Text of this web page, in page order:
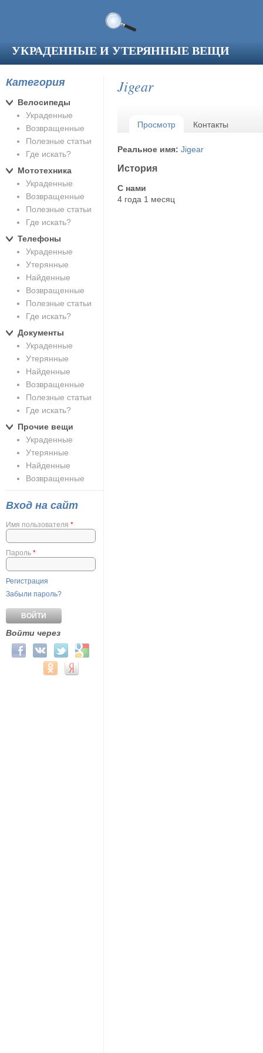
УКРАДЕННЫЕ И УТЕРЯННЫЕ ВЕЩИ
Jigear
Главные вкладки
Просмотр (активная вкладка)
Контакты
Реальное имя: Jigear
История
С нами
4 года 1 месяц
Категория
Велосипеды
Украденные
Возвращенные
Полезные статьи
Где искать?
Мототехника
Украденные
Возвращенные
Полезные статьи
Где искать?
Телефоны
Украденные
Утерянные
Найденные
Возвращенные
Полезные статьи
Где искать?
Документы
Украденные
Утерянные
Найденные
Возвращенные
Полезные статьи
Где искать?
Прочие вещи
Украденные
Утерянные
Найденные
Возвращенные
Вход на сайт
Имя пользователя *
Пароль *
Регистрация
Забыли пароль?
Войти через
Login with Facebook
Login with ВКонтакте
Login with Twitter
Login with Google
Login with Mail.ru
Login with Одноклассники
Login with Яндекс